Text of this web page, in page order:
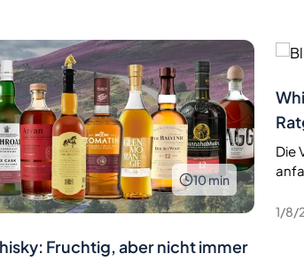
10min
Fruchtig, aber nicht immer
Die
1/8/